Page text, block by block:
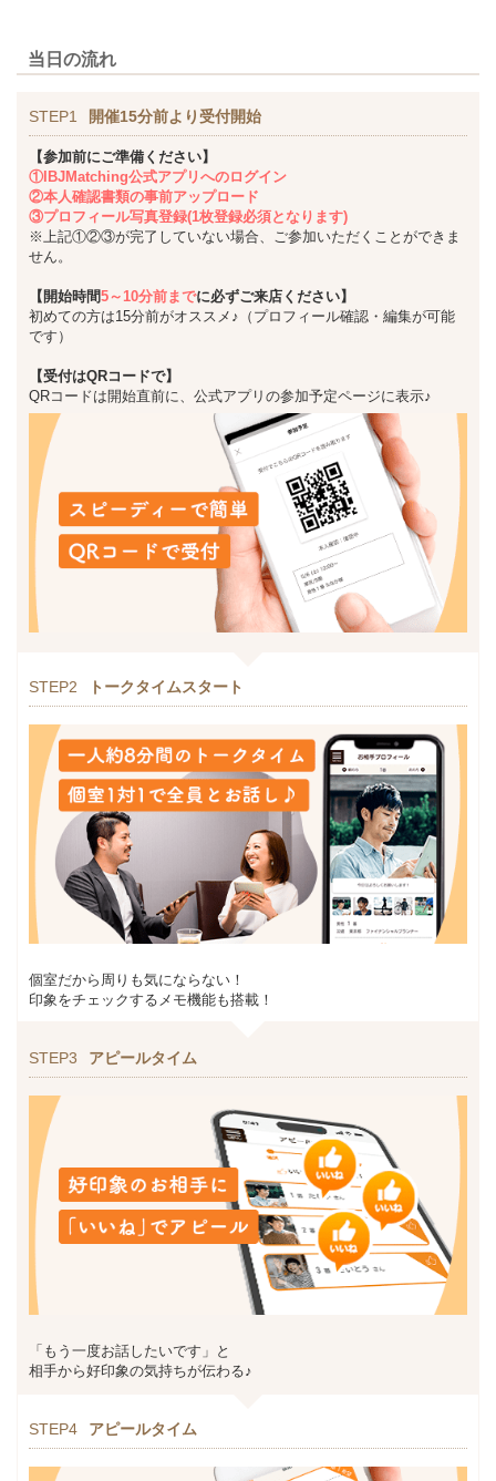
当日の流れ
STEP1 開催15分前より受付開始
【参加前にご準備ください】
①IBJMatching公式アプリへのログイン
②本人確認書類の事前アップロード
③プロフィール写真登録(1枚登録必須となります)
※上記①②③が完了していない場合、ご参加いただくことができま
せん。
【開始時間5～10分前までに必ずご来店ください】
初めての方は15分前がオススメ♪（プロフィール確認・編集が可能
です）
【受付はQRコードで】
QRコードは開始直前に、公式アプリの参加予定ページに表示♪
STEP2 トークタイムスタート
個室だから周りも気にならない！
印象をチェックするメモ機能も搭載！
STEP3 アピールタイム
「もう一度お話したいです」と
相手から好印象の気持ちが伝わる♪
STEP4 アピールタイム